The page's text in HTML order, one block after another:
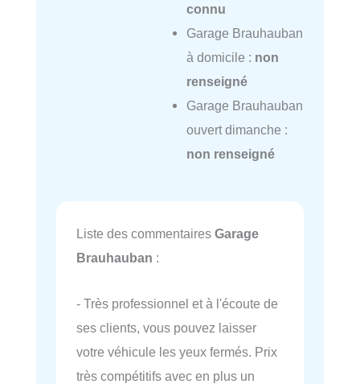
connu
Garage Brauhauban
à domicile : non
renseigné
Garage Brauhauban
ouvert dimanche :
non renseigné
Liste des commentaires Garage
Brauhauban :
- Très professionnel et à l'écoute de
ses clients, vous pouvez laisser
votre véhicule les yeux fermés. Prix
très compétitifs avec en plus un